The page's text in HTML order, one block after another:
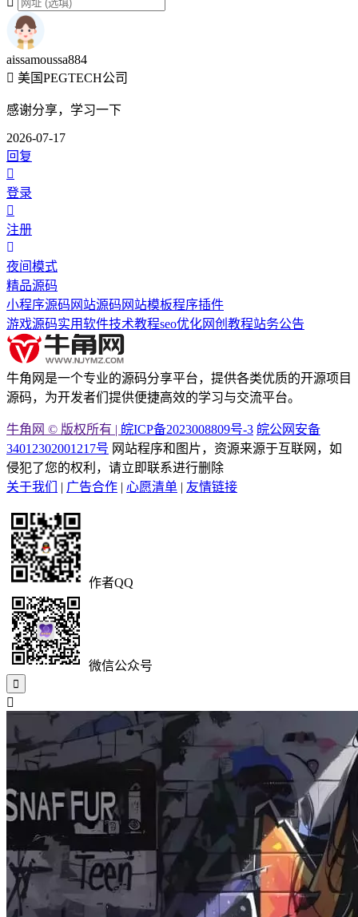
aissamoussa884
美国PEGTECH公司
感谢分享，学习一下
2026-07-17
回复
登录
注册
夜间模式
精品源码
小程序源码 网站源码 网站模板程序插件
游戏源码实用软件技术教程seo优化网创教程站务公告
牛角网是一个专业的源码分享平台，提供各类优质的开源项目
源码，为开发者们提供便捷高效的学习与交流平台。
牛角网 © 版权所有 | 皖ICP备2023008809号-3 皖公网安备
34012302001217号 网站程序和图片，资源来源于互联网，如
侵犯了您的权利，请立即联系进行删除
关于我们
| 广告合作 | 心愿清单 | 友情链接
作者QQ
微信公众号